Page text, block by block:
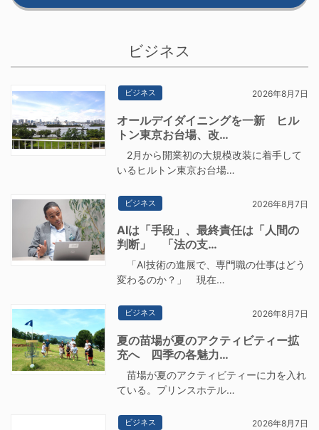
ビジネス
ビジネス 2026年8月7日
オールデイダイニングを一新 ヒル
トン東京お台場、改…
2月から開業初の大規模改装に着手して
いるヒルトン東京お台場…
ビジネス 2026年8月7日
AIは「手段」、最終責任は「人間の
判断」 「法の支…
「AI技術の進展で、専門職の仕事はどう
変わるのか？」 現在…
ビジネス 2026年8月7日
夏の苗場が夏のアクティビティー拡
充へ 四季の各魅力…
苗場が夏のアクティビティーに力を入れ
ている。プリンスホテル…
ビジネス 2026年8月7日